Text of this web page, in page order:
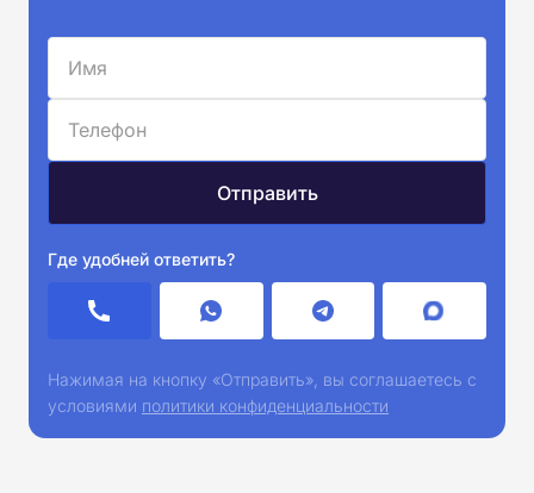
Где удобней ответить?
Нажимая на кнопку «Отправить», вы соглашаетесь с
условиями политики конфиденциальности